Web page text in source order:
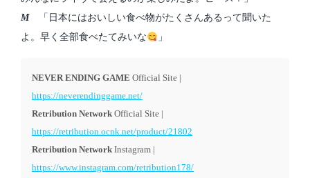
M「日本にはおいしい食べ物がたくさんあるって聞いた
よ。早く全部食べたてみいな
」
NEVER ENDING GAME Official Site |
https://neverendinggame.net/
Retribution Network Official Site |
https://retribution.ocnk.net/product/21802
Retribution Network Instagram |
https://www.instagram.com/retribution178/